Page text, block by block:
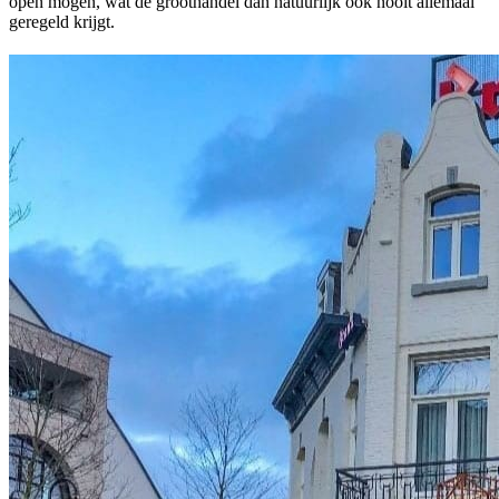
geregeld krijgt.